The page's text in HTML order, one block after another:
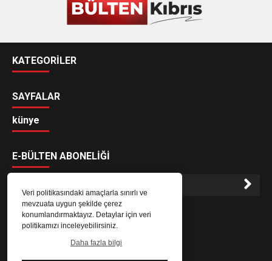
Veri politikasındaki amaçlarla sınırlı ve
mevzuata uygun şekilde çerez
konumlandırmaktayız. Detaylar için veri
politikamızı inceleyebilirsiniz.
Daha fazla bilgi
KATEGORİLER
SAYFALAR
künye
E-BÜLTEN ABONELİĞİ
E-Bülten aboneliği ile haberlere daha hızlı erişin.